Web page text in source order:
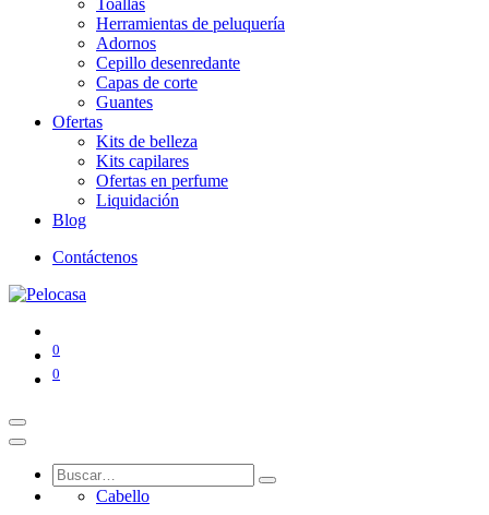
Herramientas de peluquería
Adornos
Cepillo desenredante
Capas de corte
Guantes
Ofertas
Kits de belleza
Kits capilares
Ofertas en perfume
Liquidación
Blog
Contáctenos
0
0
Cabello